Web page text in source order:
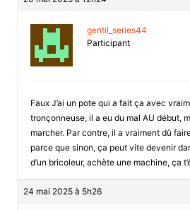
gentil_series44
Participant
Faux J’ai un pote qui a fait ça avec
tronçonneuse, il a eu du mal AU début,
marcher. Par contre, il a vraiment dû
parce que sinon, ça peut vite devenir
d’un bricoleur, achète une machine, ça
24 mai 2025 à 5h26